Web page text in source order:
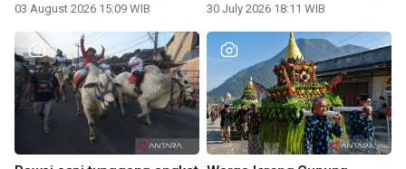
03 August 2026 15:09 WIB 30 July 2026 18:11 WIB